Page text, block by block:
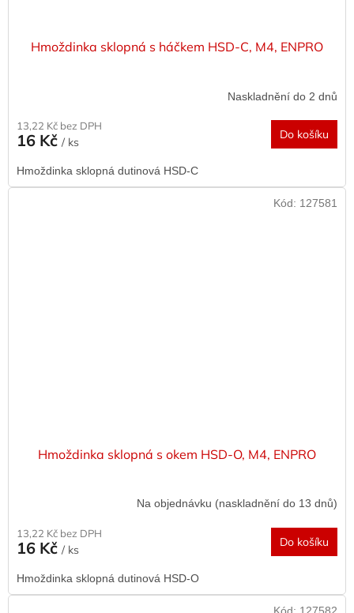
Hmoždinka sklopná s háčkem HSD-C, M4, ENPRO
Naskladnění do 2 dnů
13,22 Kč bez DPH
16 Kč / ks
Do košíku
Hmoždinka sklopná dutinová HSD-C
Hmoždinka sklopná s okem HSD-O, M4, ENPRO
Na objednávku (naskladnění do 13 dnů)
13,22 Kč bez DPH
16 Kč / ks
Do košíku
Hmoždinka sklopná dutinová HSD-O
Kód: 127581
Kód: 127582